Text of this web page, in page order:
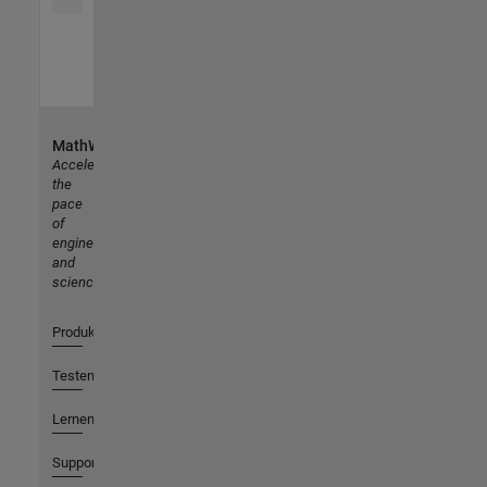
MathWorks
Accelerating
the
pace
of
engineering
and
science
Produkte
Testen oder Kaufen
Lernen
Support